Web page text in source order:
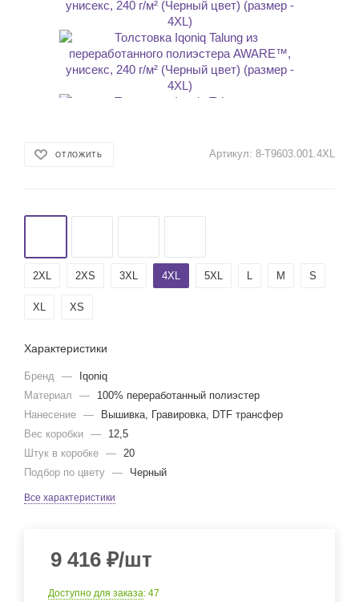
ОТЛОЖИТЬ Артикул: 8-T9603.001.4XL
2XL 2XS 3XL 4XL 5XL L M S
XL XS
Характеристики
Бренд —
Iqoniq
Материал
—
100% переработанный полиэстер
Нанесение —
Вышивка, Гравировка, DTF трансфер
Вес коробки —
12,5
Штук в коробке — 20
Подбор по цвету — Черный
Все характеристики
9 416 ₽/шт
Доступно для заказа: 47